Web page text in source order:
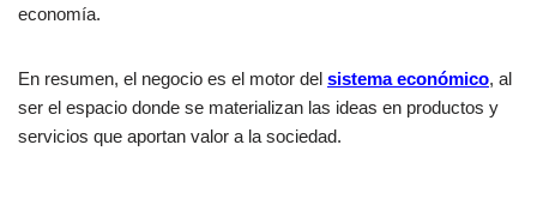
economía.
En resumen, el negocio es el motor del sistema económico, al
ser el espacio donde se materializan las ideas en productos y
servicios que aportan valor a la sociedad.